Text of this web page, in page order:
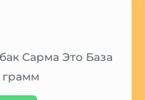
Сарма Это База
грамм